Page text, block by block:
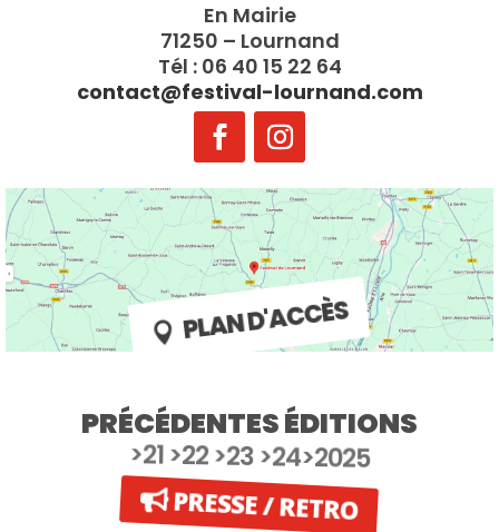
En Mairie
71250 – Lournand
Tél : 06 40 15 22 64
contact@festival-lournand.com
PLAN D'ACCÈS
PRÉCÉDENTES ÉDITIONS
>21 >22 >23 >24>2025
PRESSE / RETRO